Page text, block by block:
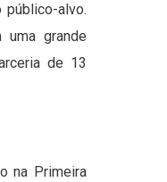
alvo.
uma grande
de 13
na Primeira